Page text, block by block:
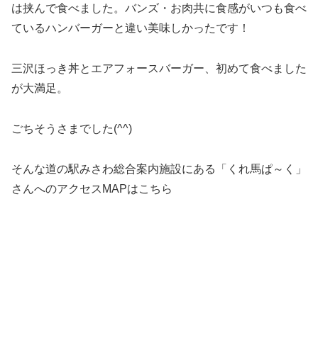
は挟んで食べました。バンズ・お肉共に食感がいつも食べ
ているハンバーガーと違い美味しかったです！
三沢ほっき丼とエアフォースバーガー、初めて食べました
が大満足。
ごちそうさまでした(^^)
そんな道の駅みさわ総合案内施設にある「くれ馬ぱ～く」
さんへのアクセスMAPはこちら